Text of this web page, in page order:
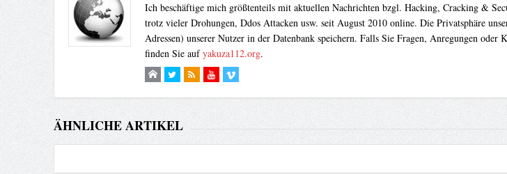
Ich beschäftige mich größtenteils mit aktuellen Nachrichten bzgl. Hacking, Cracking &
trotz vieler Drohungen, Ddos Attacken usw. seit August 2010 online. Die Privatsphäre
Adressen) unserer Nutzer in der Datenbank speichern. Falls Sie Fragen, Anregungen
finden Sie aufyakuza112.org.
ÄHNLICHE ARTIKEL